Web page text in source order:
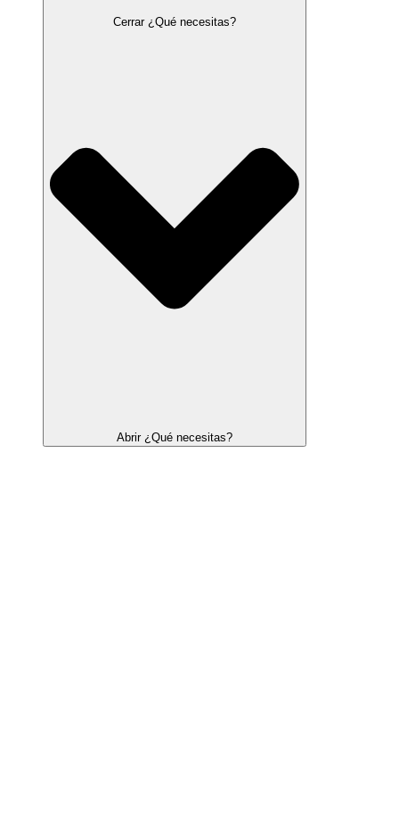
Cerrar ¿Qué necesitas?
Abrir ¿Qué necesitas?